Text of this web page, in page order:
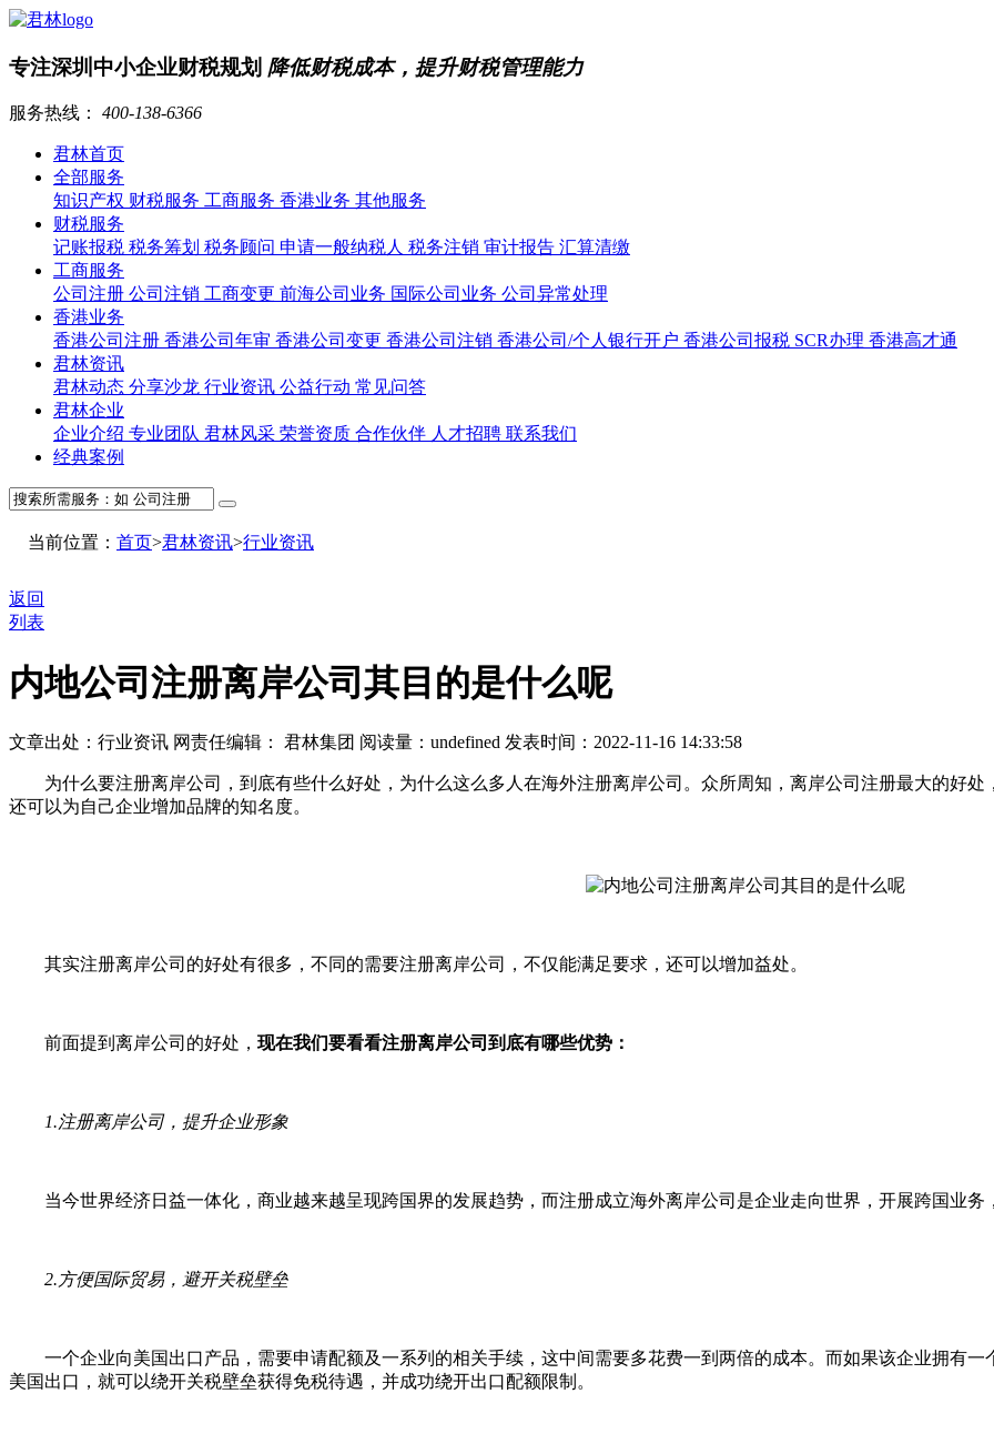
专注深圳中小企业财税规划 降低财税成本，提升财税管理能力
服务热线： 400-138-6366
君林首页
全部服务
知识产权 财税服务 工商服务 香港业务 其他服务
财税服务
记账报税 税务筹划 税务顾问 申请一般纳税人 税务注销 审计报告 汇算清缴
工商服务
公司注册 公司注销 工商变更 前海公司业务 国际公司业务 公司异常处理
香港业务
香港公司注册 香港公司年审 香港公司变更 香港公司注销 香港公司/个人银行开户 香港公司报税 SCR办理 香港高才通
君林资讯
君林动态 分享沙龙 行业资讯 公益行动 常见问答
君林企业
企业介绍 专业团队 君林风采 荣誉资质 合作伙伴 人才招聘 联系我们
经典案例
当前位置： 首页>君林资讯>行业资讯
返回
列表
内地公司注册离岸公司其目的是什么呢
文章出处：行业资讯 网责任编辑： 君林集团 阅读量： undefined 发表时间：2022-11-16 14:33:58
为什么要注册离岸公司，到底有些什么好处，为什么这么多人在海外注册离岸公司。众所周知，离岸公司注册最大的好处
还可以为自己企业增加品牌的知名度。
其实注册离岸公司的好处有很多，不同的需要注册离岸公司，不仅能满足要求，还可以增加益处。
前面提到离岸公司的好处， 现在我们要看看注册离岸公司到底有哪些优势：
1.注册离岸公司，提升企业形象
当今世界经济日益一体化，商业越来越呈现跨国界的发展趋势，而注册成立海外离岸公司是企业走向世界，开展跨国业务
2.方便国际贸易，避开关税壁垒
一个企业向美国出口产品，需要申请配额及一系列的相关手续，这中间需要多花费一到两倍的成本。而如果该企业拥有一
美国出口，就可以绕开关税壁垒获得免税待遇，并成功绕开出口配额限制。